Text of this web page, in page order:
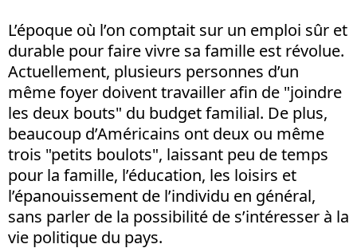
L’époque où l’on comptait sur un emploi sûr et
durable pour faire vivre sa famille est révolue.
Actuellement, plusieurs personnes d’un
même foyer doivent travailler afin de "joindre
les deux bouts" du budget familial. De plus,
beaucoup d’Américains ont deux ou même
trois "petits boulots", laissant peu de temps
pour la famille, l’éducation, les loisirs et
l’épanouissement de l’individu en général,
sans parler de la possibilité de s’intéresser à la
vie politique du pays.